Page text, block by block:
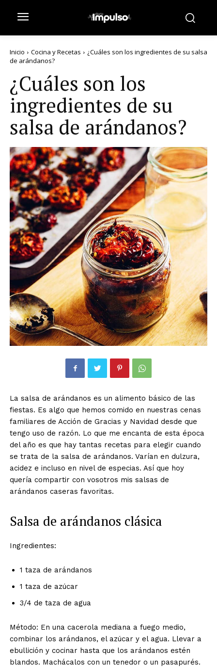
Inicio Cocina y Recetas
¿Cuáles son los ingredientes de su salsa
de arándanos?
¿Cuáles son los
ingredientes de su
salsa de arándanos?
La salsa de arándanos es un alimento básico de las
fiestas. Es algo que hemos comido en nuestras cenas
familiares de Acción de Gracias y Navidad desde que
tengo uso de razón. Lo que me encanta de esta época
del año es que hay tantas recetas para elegir cuando
se trata de la salsa de arándanos. Varían en dulzura,
acidez e incluso en nivel de especias. Así que hoy
quería compartir con vosotros mis salsas de
arándanos caseras favoritas.
Salsa de arándanos clásica
Ingredientes:
1 taza de arándanos
1 taza de azúcar
3/4 de taza de agua
Método: En una cacerola mediana a fuego medio,
combinar los arándanos, el azúcar y el agua. Llevar a
ebullición y cocinar hasta que los arándanos estén
blandos. Machácalos con un tenedor o un pasapurés.